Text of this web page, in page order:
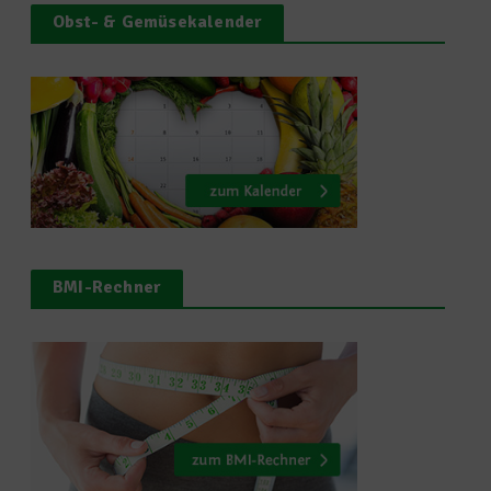
Obst- & Gemüsekalender
BMI-Rechner